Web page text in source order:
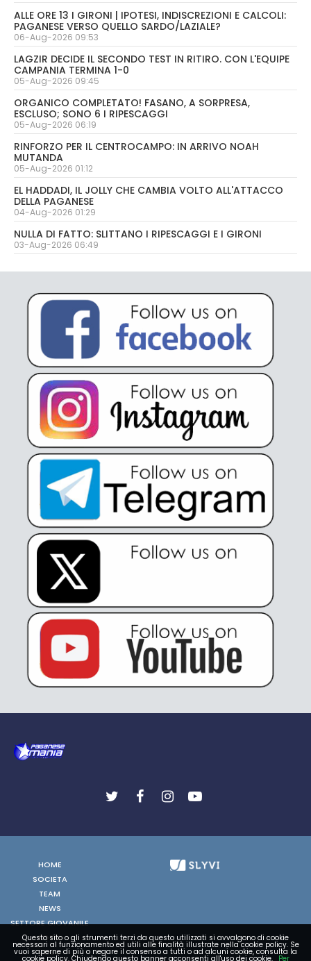
ALLE ORE 13 I GIRONI | IPOTESI, INDISCREZIONI E CALCOLI:
PAGANESE VERSO QUELLO SARDO/LAZIALE?
06-Aug-2026 09:53
LAGZIR DECIDE IL SECONDO TEST IN RITIRO. CON L'EQUIPE
CAMPANIA TERMINA 1-0
05-Aug-2026 09:45
ORGANICO COMPLETATO! FASANO, A SORPRESA,
ESCLUSO; SONO 6 I RIPESCAGGI
05-Aug-2026 06:19
RINFORZO PER IL CENTROCAMPO: IN ARRIVO NOAH
MUTANDA
05-Aug-2026 01:12
EL HADDADI, IL JOLLY CHE CAMBIA VOLTO ALL'ATTACCO
DELLA PAGANESE
04-Aug-2026 01:29
NULLA DI FATTO: SLITTANO I RIPESCAGGI E I GIRONI
03-Aug-2026 06:49
HOME
SOCIETA
TEAM
NEWS
SETTORE GIOVANILE
FOTO
VIDEO
Questo sito o gli strumenti terzi da questo utilizzati si avvalgono di cookie
necessari al funzionamento ed utili alle finalità illustrate nella cookie policy. Se
vuoi saperne di più o negare il consenso a tutti o ad alcuni cookie, consulta la
cookie policy. Chiudendo questo banner acconsenti all'uso dei cookie. Per